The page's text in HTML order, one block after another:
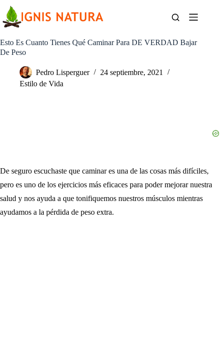
contenido
Esto Es Cuanto Tienes Qué Caminar Para DE VERDAD Bajar
De Peso
Pedro Lisperguer
24 septiembre, 2021
Estilo de Vida
De seguro escuchaste que caminar es una de las cosas más difíciles,
pero es uno de los ejercicios más eficaces para poder mejorar nuestra
salud y nos ayuda a que tonifiquemos nuestros músculos mientras
ayudamos a la pérdida de peso extra.